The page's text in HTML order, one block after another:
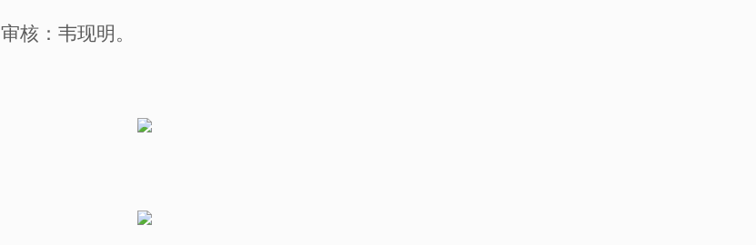
审核：韦现明 。